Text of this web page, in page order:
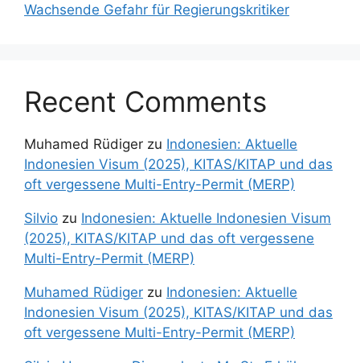
Wachsende Gefahr für Regierungskritiker
Recent Comments
Muhamed Rüdiger zu Indonesien: Aktuelle
Indonesien Visum (2025), KITAS/KITAP und das
oft vergessene Multi-Entry-Permit (MERP)
Silvio zu Indonesien: Aktuelle Indonesien Visum
(2025), KITAS/KITAP und das oft vergessene
Multi-Entry-Permit (MERP)
Muhamed Rüdiger zu Indonesien: Aktuelle
Indonesien Visum (2025), KITAS/KITAP und das
oft vergessene Multi-Entry-Permit (MERP)